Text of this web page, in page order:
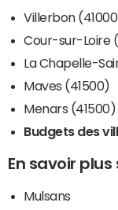
Villerbon
Cour-sur-Loire
La Chapelle-
Maves (41500)
Menars (41500)
Budgets des
En savoir plus
Mulsans